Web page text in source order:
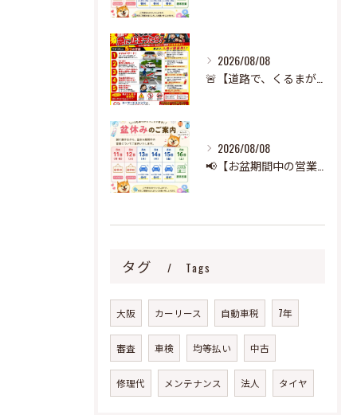
2026/08/08
🚨【道路で、くるまが急に止まったら‼️】🚨
2026/08/08
📢【お盆期間中の営業のお知らせ】🌻
タグ Tags
大阪 カーリース 自動車税 7年
審査 車検 均等払い 中古
修理代 メンテナンス 法人 タイヤ